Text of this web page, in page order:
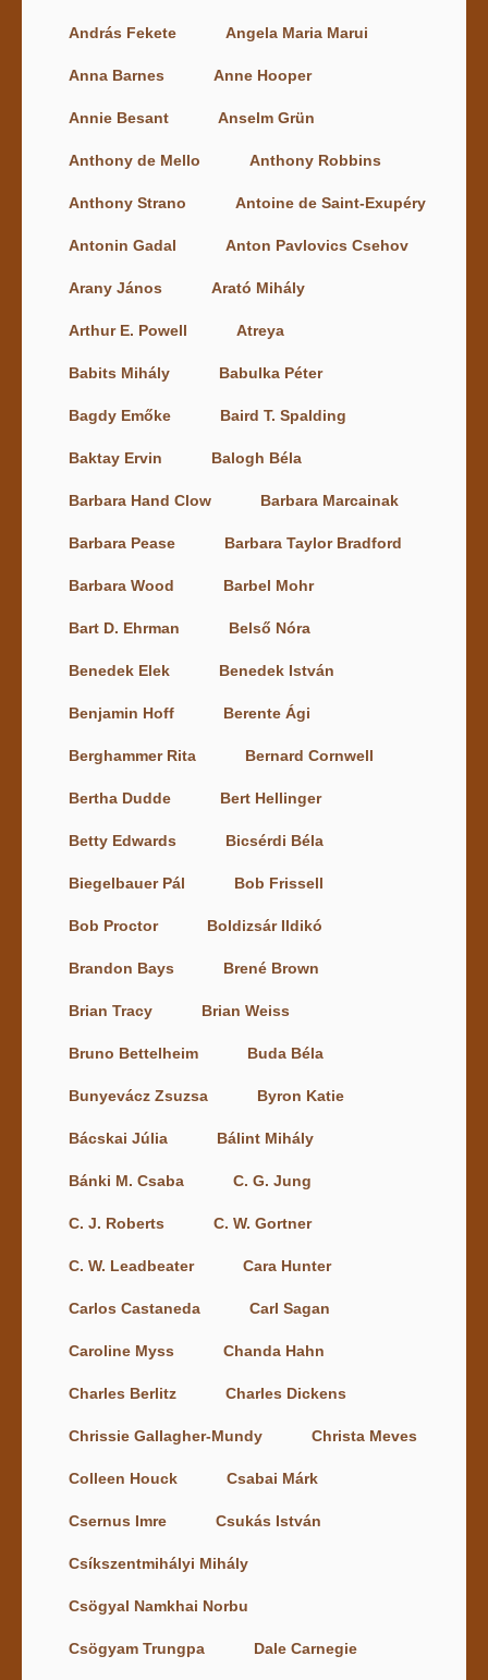
András Fekete Angela Maria Marui
Anna Barnes Anne Hooper
Annie Besant Anselm Grün
Anthony de Mello Anthony Robbins
Anthony Strano Antoine de Saint-Exupéry
Antonin Gadal Anton Pavlovics Csehov
Arany János Arató Mihály
Arthur E. Powell Atreya
Babits Mihály Babulka Péter
Bagdy Emőke Baird T. Spalding
Baktay Ervin Balogh Béla
Barbara Hand Clow Barbara Marcainak
Barbara Pease Barbara Taylor Bradford
Barbara Wood Barbel Mohr
Bart D. Ehrman Belső Nóra
Benedek Elek Benedek István
Benjamin Hoff Berente Ági
Berghammer Rita Bernard Cornwell
Bertha Dudde Bert Hellinger
Betty Edwards Bicsérdi Béla
Biegelbauer Pál Bob Frissell
Bob Proctor Boldizsár Ildikó
Brandon Bays Brené Brown
Brian Tracy Brian Weiss
Bruno Bettelheim Buda Béla
Bunyevácz Zsuzsa Byron Katie
Bácskai Júlia Bálint Mihály
Bánki M. Csaba C. G. Jung
C. J. Roberts C. W. Gortner
C. W. Leadbeater Cara Hunter
Carlos Castaneda Carl Sagan
Caroline Myss Chanda Hahn
Charles Berlitz Charles Dickens
Chrissie Gallagher-Mundy Christa Meves
Colleen Houck Csabai Márk
Csernus Imre Csukás István
Csíkszentmihályi Mihály
Csögyal Namkhai Norbu
Csögyam Trungpa Dale Carnegie